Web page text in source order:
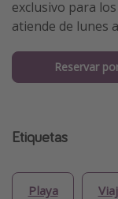
exclusivo para
atiende de lunes
Reservar
Etiquetas
Playa